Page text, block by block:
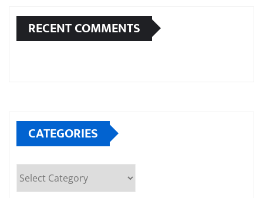
RECENT COMMENTS
CATEGORIES
Categories